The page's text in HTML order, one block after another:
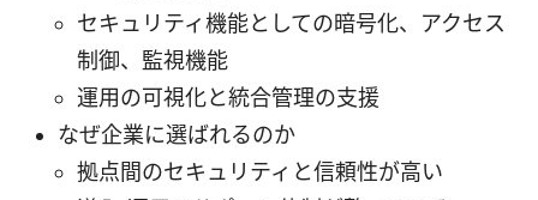
セキュリティ機能としての暗号化、アクセス
制御、監視機能
運用の可視化と統合管理の支援
なぜ企業に選ばれるのか
拠点間のセキュリティと信頼性が高い